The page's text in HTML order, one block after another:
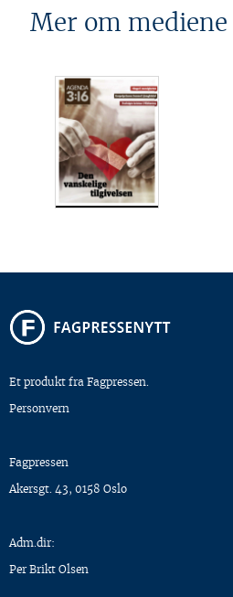
Mer om mediene
Et produkt fra Fagpressen.
Personvern
Fagpressen
Akersgt. 43, 0158 Oslo
Adm.dir:
Per Brikt Olsen